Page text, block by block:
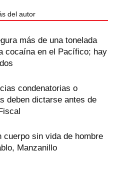
del autor
más de una tonelada
cocaína en el Pacífico; hay
condenatorias o
deben dictarse antes de
cuerpo sin vida de hombre
Manzanillo